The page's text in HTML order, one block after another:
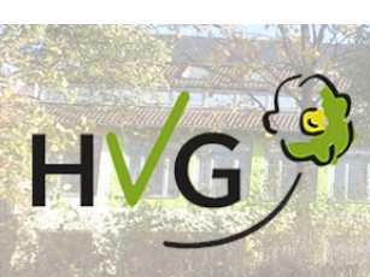
Inhalt
springen